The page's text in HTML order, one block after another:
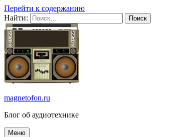
Перейти к содержанию
Найти:
magnetofon.ru
Блог об аудиотехнике
Меню